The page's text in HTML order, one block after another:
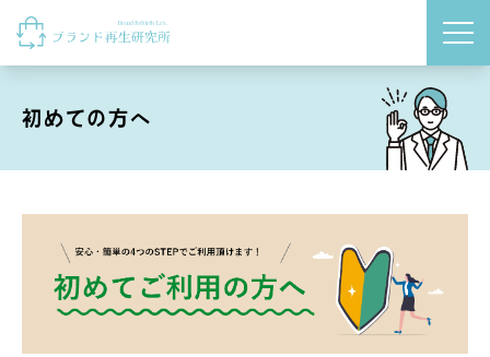
ウェブショップ
初めての方へ